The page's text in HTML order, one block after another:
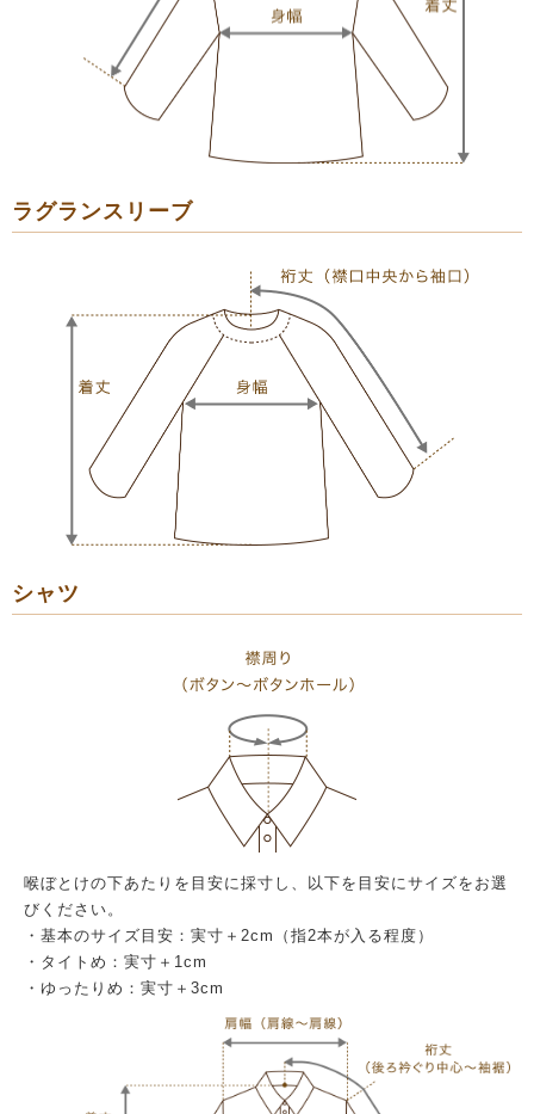
ラグランスリーブ
シャツ
喉ぼとけの下あたりを目安に採寸し、以下を目安にサイズをお選
びください。
・基本のサイズ目安：実寸＋2cm（指2本が入る程度）
・タイトめ：実寸＋1cm
・ゆったりめ：実寸＋3cm